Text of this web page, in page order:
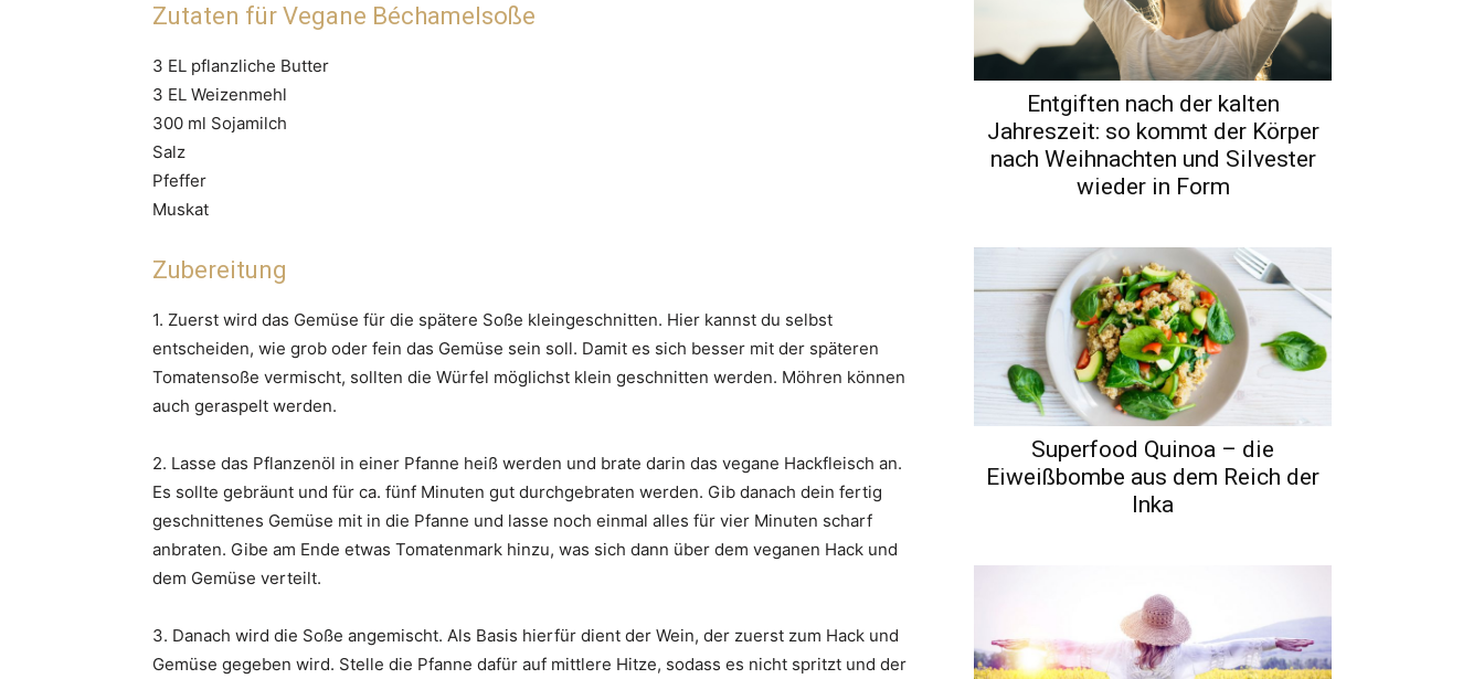
Zutaten für Vegane Béchamelsoße
3 EL pflanzliche Butter
3 EL Weizenmehl
300 ml Sojamilch
Salz
Pfeffer
Muskat
Zubereitung
1. Zuerst wird das Gemüse für die spätere Soße kleingeschnitten. Hier kannst du selbst
entscheiden, wie grob oder fein das Gemüse sein soll. Damit es sich besser mit der späteren
Tomatensoße vermischt, sollten die Würfel möglichst klein geschnitten werden. Möhren können
auch geraspelt werden.
2. Lasse das Pflanzenöl in einer Pfanne heiß werden und brate darin das vegane Hackfleisch an.
Es sollte gebräunt und für ca. fünf Minuten gut durchgebraten werden. Gib danach dein fertig
geschnittenes Gemüse mit in die Pfanne und lasse noch einmal alles für vier Minuten scharf
anbraten. Gibe am Ende etwas Tomatenmark hinzu, was sich dann über dem veganen Hack und
dem Gemüse verteilt.
3. Danach wird die Soße angemischt. Als Basis hierfür dient der Wein, der zuerst zum Hack und
Gemüse gegeben wird. Stelle die Pfanne dafür auf mittlere Hitze, sodass es nicht spritzt und der
Entgiften nach der kalten
Jahreszeit: so kommt der Körper
nach Weihnachten und Silvester
wieder in Form
Superfood Quinoa – die
Eiweißbombe aus dem Reich der
Inka